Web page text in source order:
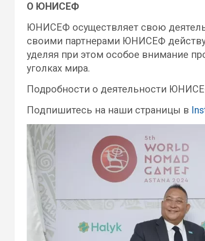
О ЮНИСЕФ
ЮНИСЕФ осуществляет свою
своими партнерами ЮНИСЕФ
уделяя при этом особое внимание
уголках мира.
Подробности о деятельности
Подпишитесь на наши страницы в